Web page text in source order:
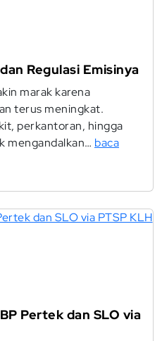
Regulasi Emisinya
marak karena
terus meningkat.
perkantoran, hingga
mengandalkan… baca
Pertek dan SLO via